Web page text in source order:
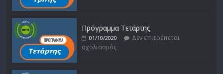
Πρόγραμμα Τετάρτης
01/10/2020
Δεν επιτρέπεται
σχολιασμός